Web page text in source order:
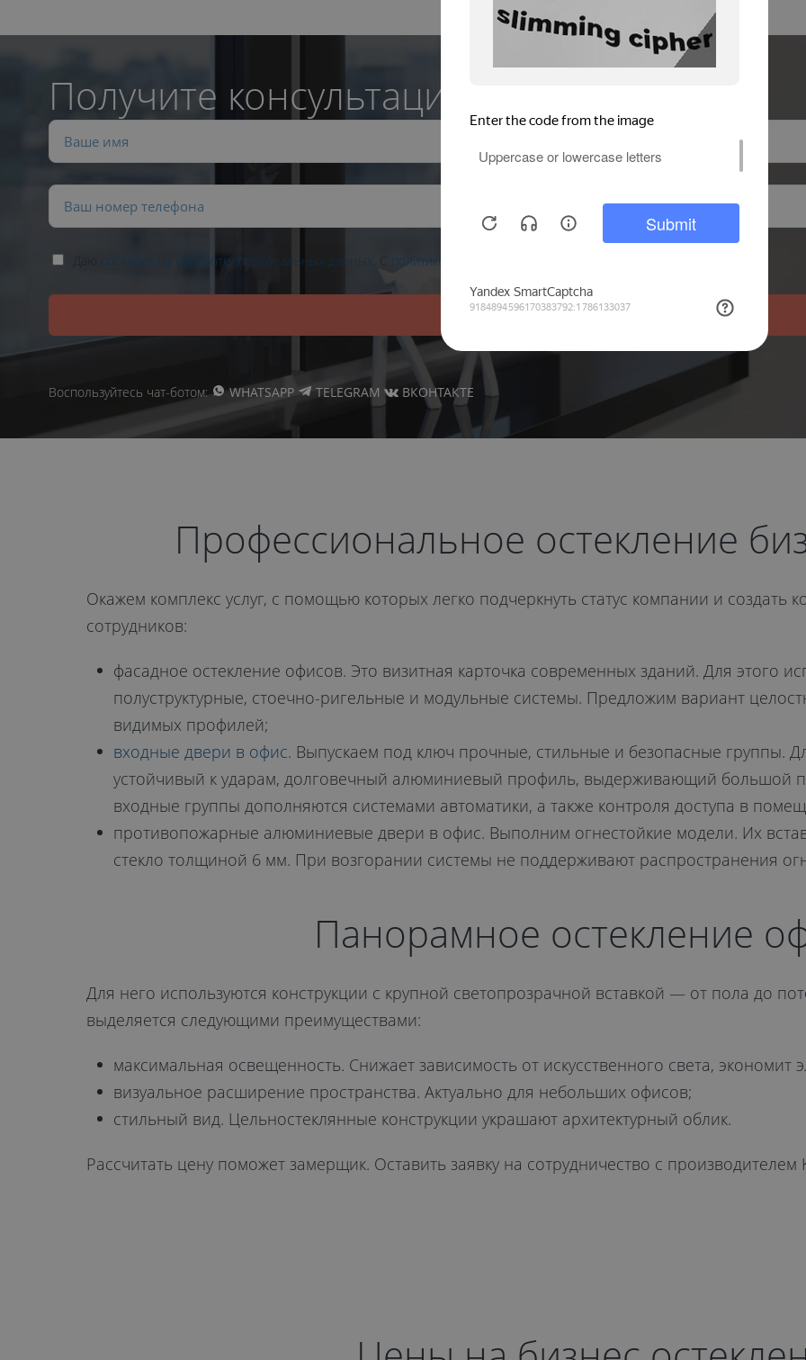
Получите консультацию эксперта Kaleva
согласие на обработку персональных данных политикой обработки персональных данных
УЗНАТЬ ПОДРОБНЕЕ
Воспользуйтесь чат-ботом: WHATSAPP TELEGRAM ВКОНТАКТЕ
Профессиональное остекление
Окажем комплекс услуг, с помощью которых легко подчеркнуть статус компании и создать
сотрудников:
фасадное остекление офисов. Это визитная карточка современных зданий. Для этого
полуструктурные, стоечно-ригельные и модульные системы. Предложим вариант
видимых профилей;
входные двери в офис. Выпускаем под ключ прочные, стильные и безопасные группы.
устойчивый к ударам, долговечный алюминиевый профиль, выдерживающий большой
входные группы дополняются системами автоматики, а также контроля доступа в
противопожарные алюминиевые двери в офис. Выполним огнестойкие модели. Их
стекло толщиной 6 мм. При возгорании системы не поддерживают распространения
Панорамное остекление
Для него используются конструкции с крупной светопрозрачной вставкой — от пола до
выделяется следующими преимуществами:
максимальная освещенность. Снижает зависимость от искусственного света, экономит
визуальное расширение пространства. Актуально для небольших офисов;
стильный вид. Цельностеклянные конструкции украшают архитектурный облик.
Рассчитать цену поможет замерщик. Оставить заявку на сотрудничество с